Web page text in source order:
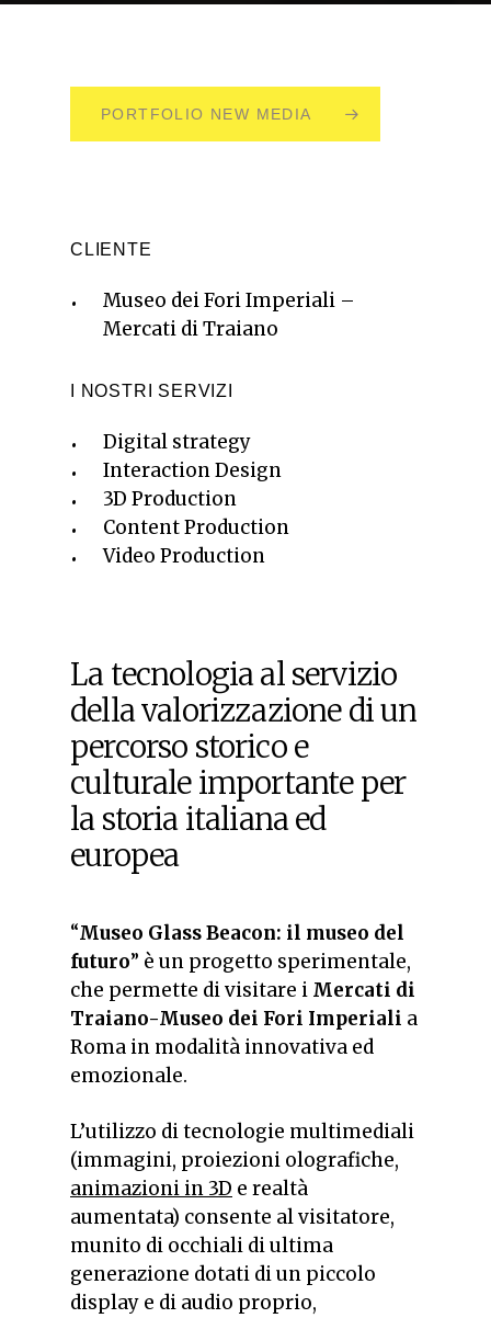
PORTFOLIO NEW MEDIA
CLIENTE
Museo dei Fori Imperiali –
Mercati di Traiano
I NOSTRI SERVIZI
Digital strategy
Interaction Design
3D Production
Content Production
Video Production
La tecnologia al servizio
della valorizzazione di un
percorso storico e
culturale importante per
la storia italiana ed
europea
“Museo Glass Beacon: il museo del
futuro” è un progetto sperimentale,
che permette di visitare i Mercati di
Traiano-Museo dei Fori Imperiali a
Roma in modalità innovativa ed
emozionale.
L’utilizzo di tecnologie multimediali
(immagini, proiezioni olografiche,
animazioni in 3D e realtà
aumentata) consente al visitatore,
munito di occhiali di ultima
generazione dotati di un piccolo
display e di audio proprio,